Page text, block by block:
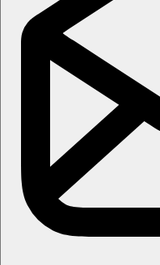
Web
http://www.tsokkos.com
Oficiální kategorie
4 hvězdičky
Další příletová letiště
Letiště Paphos je
Vzdálenosti
Vzdálenost od
150 m
Vzdálenost k pláži